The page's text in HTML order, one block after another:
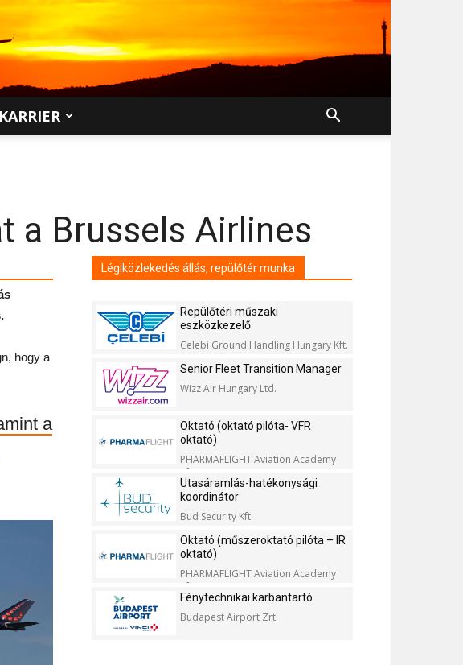
KARRIER
a Brussels Airlines
hogy a
a
Légiközlekedés állás, repülőtér munka
Repülőtéri műszaki
eszközkezelő
Celebi Ground Handling Hungary Kft.
Senior Fleet Transition Manager
Wizz Air Hungary Ltd.
Oktató (oktató pilóta- VFR
oktató)
PHARMAFLIGHT Aviation Academy
Kft.
Utasáramlás-hatékonysági
koordinátor
Bud Security Kft.
Oktató (műszeroktató pilóta – IR
oktató)
PHARMAFLIGHT Aviation Academy
Kft.
Fénytechnikai karbantartó
Budapest Airport Zrt.